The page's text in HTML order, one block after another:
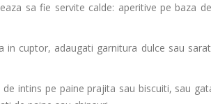
sa fie servite calde: aperitive pe baza
cuptor, adaugati garnitura dulce sau
intins pe paine prajita sau biscuiti, sau